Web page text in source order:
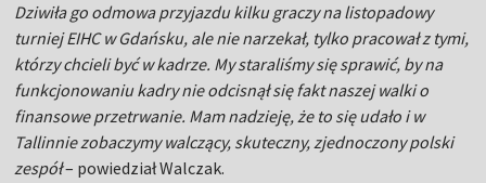
Dziwiła go odmowa przyjazdu kilku graczy na listopadowy
turniej EIHC w Gdańsku, ale nie narzekał, tylko pracował z tymi,
którzy chcieli być w kadrze. My staraliśmy się sprawić, by na
funkcjonowaniu kadry nie odcisnął się fakt naszej walki o
finansowe przetrwanie. Mam nadzieję, że to się udało i w
Tallinnie zobaczymy walczący, skuteczny, zjednoczony polski
zespół– powiedział Walczak.